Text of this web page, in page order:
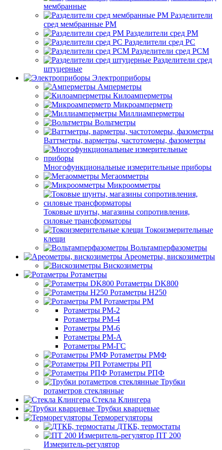
мембранные
Разделители
сред мембранные РМ
Разделители сред РМ
Разделители сред РС
Разделители сред РСМ
Разделители сред
штуцерные
Электроприборы
Амперметры
Килоамперметры
Микроамперметр
Миллиамперметры
Вольтметры
Ваттметры, варметры, частотомеры, фазометры
Многофункциональные измерительные приборы
Мегаомметры
Микроомметры
Токовые шунты, магазины сопротивления,
силовые трансформаторы
Токоизмерительные
клещи
Вольтамперфазометры
Ареометры, вискозиметры
Вискозиметры
Ротаметры
Ротаметры DK800
Ротаметры H250
Ротаметры РМ
Ротаметры РМ-2
Ротаметры РМ-4
Ротаметры РМ-6
Ротаметры РМ-А
Ротаметры РМ-ГС
Ротаметры РМФ
Ротаметры РП
Ротаметры РПФ
Трубки
ротаметров стеклянные
Стекла Клингера
Трубки кварцевые
Терморегуляторы
ДТКБ, термостаты
ПТ 200
Измеритель-регулятор